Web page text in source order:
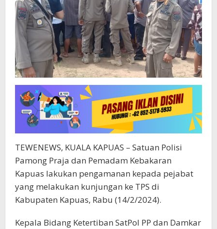
TEWENEWS, KUALA KAPUAS – Satuan Polisi
Pamong Praja dan Pemadam Kebakaran
Kapuas lakukan pengamanan kepada pejabat
yang melakukan kunjungan ke TPS di
Kabupaten Kapuas, Rabu (14/2/2024).
Kepala Bidang Ketertiban SatPol PP dan Damkar